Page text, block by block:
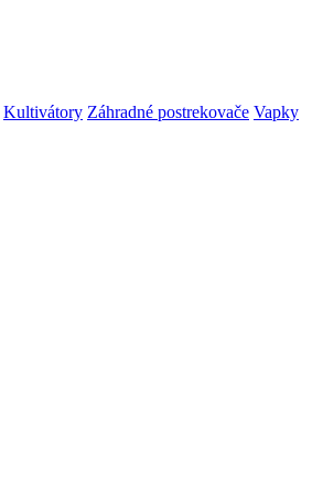
Kultivátory Záhradné postrekovače Vapky